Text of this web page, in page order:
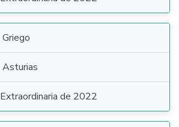
Griego
Asturias
Extraordinaria de 2022